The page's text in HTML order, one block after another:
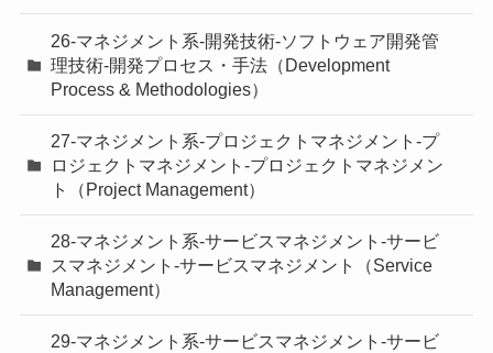
26-マネジメント系-開発技術-ソフトウェア開発管
理技術-開発プロセス・手法（Development
Process & Methodologies）
27-マネジメント系-プロジェクトマネジメント-プ
ロジェクトマネジメント-プロジェクトマネジメン
ト（Project Management）
28-マネジメント系-サービスマネジメント-サービ
スマネジメント-サービスマネジメント（Service
Management）
29-マネジメント系-サービスマネジメント-サービ